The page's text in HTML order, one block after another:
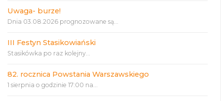
Uwaga- burze!
Dnia 03.08.2026 prognozowane są...
III Festyn Stasikowiański
Stasikówka po raz kolejny...
82. rocznica Powstania Warszawskiego
1 sierpnia o godzinie 17:00 na...